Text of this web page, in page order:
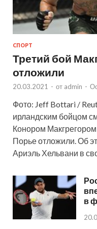
СПОРТ
Третий бой
отложили
20.03.2021 - от admin -
Фото: Jeff Bottari /
ирландским бойцом
Конором
Порье отложили. Об
Ариэль Хельвани в
в